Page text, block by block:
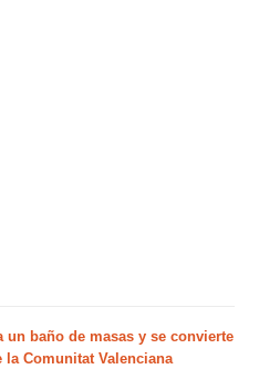
un baño de masas y se convierte
la Comunitat Valenciana